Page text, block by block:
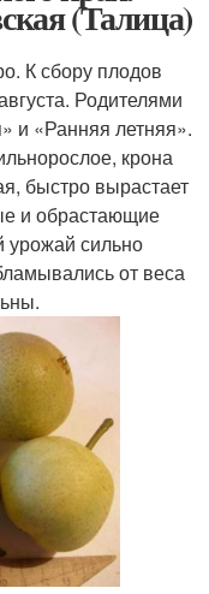
(Талица)
К сбору плодов
Родителями
и «Ранняя летняя».
крона
быстро вырастает
и обрастающие
урожай сильно
от веса